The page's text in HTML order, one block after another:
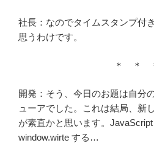
社長：なのでタイムスタンプ付
思うわけです。
＊ ＊
開発：そう、今日のお題は自分
ューアでした。これは結局、新
が素直かと思います。
window.wirte する…